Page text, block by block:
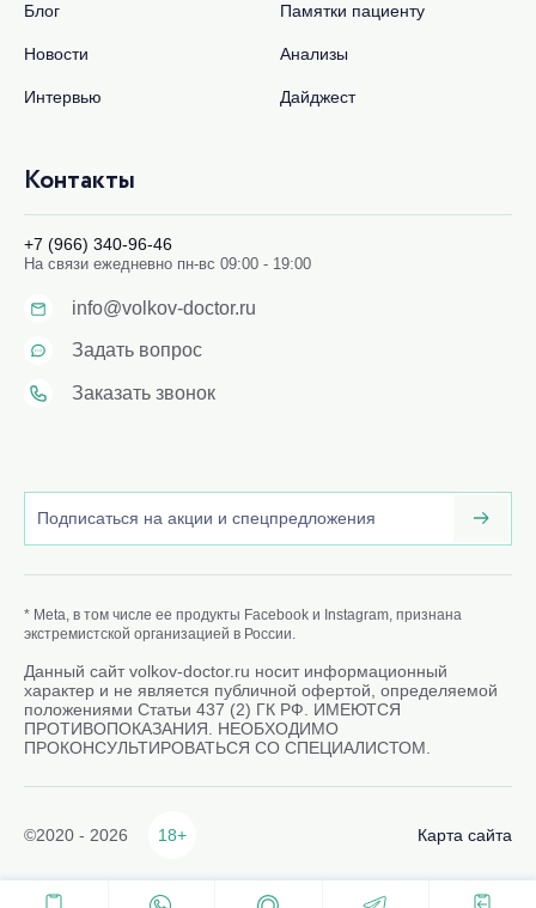
Блог
Новости
Интервью
Памятки пациенту
Анализы
Дайджест
Контакты
+7 (966) 340-96-46
На связи ежедневно пн-вс 09:00 - 19:00
info@volkov-doctor.ru
Задать вопрос
Заказать звонок
* Meta, в том числе ее продукты Facebook и Instagram, признана
экстремистской организацией в России.
Данный сайт volkov-doctor.ru носит информационный
характер и не является публичной офертой, определяемой
положениями Статьи 437 (2) ГК РФ. ИМЕЮТСЯ
ПРОТИВОПОКАЗАНИЯ. НЕОБХОДИМО
ПРОКОНСУЛЬТИРОВАТЬСЯ СО СПЕЦИАЛИСТОМ.
©2020 - 2026 18+ Карта сайта